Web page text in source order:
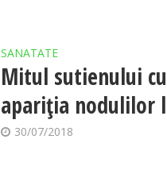
SANATATE
Mitul sutienului
apariţia nodulilor
30/07/2018